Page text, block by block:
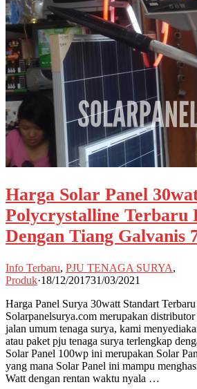
Harga Solar Panel
Polycrystalline Terbaru
Dengan Tiang Galvanis
Info Terbaru, PJU TENAGA SURYA,
Produk·18/12/201731/03/2021
Harga Panel Surya 30watt Standart
Solarpanelsurya.com merupakan
jalan umum tenaga surya, kami
atau paket pju tenaga surya terlengkap
Solar Panel 100wp ini merupakan Solar
yang mana Solar Panel ini mampu
Watt dengan rentan waktu nyala …